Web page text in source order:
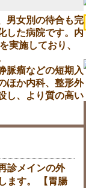
男女別の待合も完
した病院です。内
実施しており、
脈瘤などの短期入
ほか内科、整形外
し、より質の高い
診メインの外
ます。 【胃腸